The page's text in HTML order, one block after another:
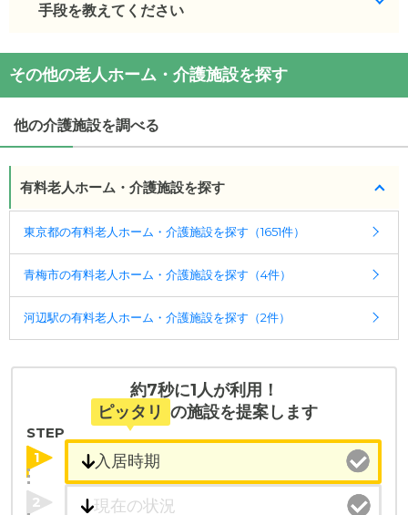
手段を教えてください
慶友ガーデンハウスの交通アクセス
・住所：東京都青梅市塩船10番地
・最寄り駅：
慶友ガーデンハウス
東京バス「塩船観音入口」下車約14分
その他の老人ホーム・介護施設を探す
他の介護施設を調べる
有料老人ホーム・介護施設を探す
東京都の有料老人ホーム・介護施設を探す（1651件）
青梅市の有料老人ホーム・介護施設を探す（4件）
河辺駅の有料老人ホーム・介護施設を探す（2件）
約7秒に1人が利用！
ピッタリ の施設を提案します
STEP
1
2